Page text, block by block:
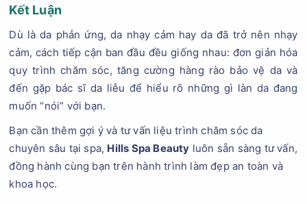
Kết Luận
Dù là da phản ứng, da nhạy cảm hay da đã trở nên nhạy
cảm, cách tiếp cận ban đầu đều giống nhau: đơn giản hóa
quy trình chăm sóc, tăng cường hàng rào bảo vệ da và
đến gặp bác sĩ da liễu để hiểu rõ những gì làn da đang
muốn “nói” với bạn.
Bạn cần thêm gợi ý và tư vấn liệu trình chăm sóc da
chuyên sâu tại spa, Hills Spa Beauty luôn sẵn sàng tư vấn,
đồng hành cùng bạn trên hành trình làm đẹp an toàn và
khoa học.